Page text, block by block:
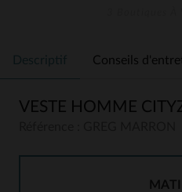
Descriptif Conseils
VESTE HOMME